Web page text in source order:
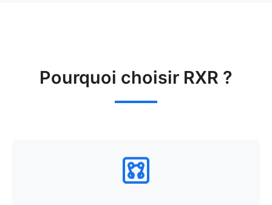
Pourquoi choisir RXR ?